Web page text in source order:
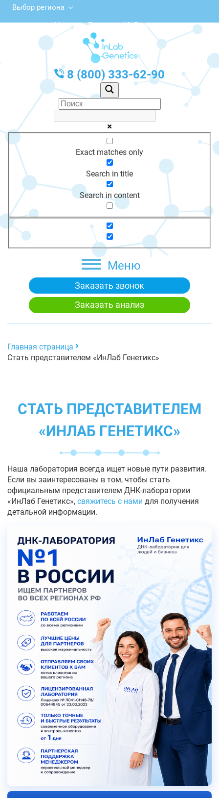
Выбор региона
ул. Максима Горького, 19, Реж
с 10:00 до 20:00
График работы: Пн-Пт с 10:00 до 20:00
8 (800) 333-62-90
Exact matches only
Search in title
Search in content
Меню
Заказать звонок
Заказать анализ
Главная страница
Стать представителем «ИнЛаб Генетикс»
СТАТЬ ПРЕДСТАВИТЕЛЕМ
«ИНЛАБ ГЕНЕТИКС»
Наша лаборатория всегда ищет новые пути развития.
Если вы заинтересованы в том, чтобы стать
официальным представителем ДНК-лаборатории
«ИнЛаб Генетикс», свяжитесь с нами для получения
детальной информации.